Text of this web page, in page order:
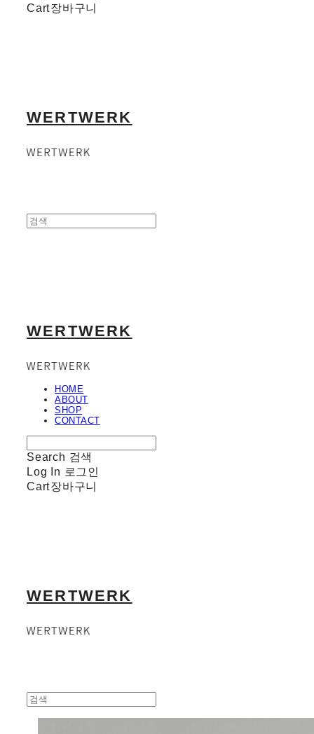
Cart장바구니
WERTWERK
WERTWERK
HOME
ABOUT
SHOP
CONTACT
Search 검색
Log In 로그인
Cart장바구니
WERTWERK